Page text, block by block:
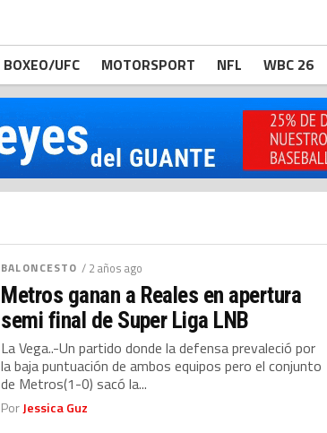
BOXEO/UFC MOTORSPORT NFL WBC 26
BALONCESTO / 2 años ago
Metros ganan a Reales en apertura
semi final de Super Liga LNB
La Vega..-Un partido donde la defensa prevaleció por
la baja puntuación de ambos equipos pero el conjunto
de Metros(1-0) sacó la...
PorJessica Guz